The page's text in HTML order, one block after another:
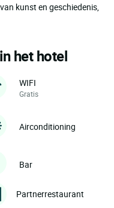
kunst en geschiedenis,
het hotel
WIFI
Gratis
Airconditioning
Bar
Partnerrestaurant